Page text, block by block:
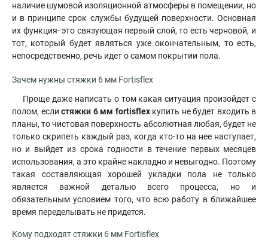
наличие шумовой изоляционной атмосферы в помещении, но
и в принципе срок службы будущей поверхности. Основная
их функция- это связующая первый слой, то есть черновой, и
тот, который будет являться уже окончательным, то есть,
непосредственно, речь идет о самом покрытии пола.
Зачем нужны стяжки 6 мм Fortisflex
Проще даже написать о том какая ситуация произойдет с
полом, если стяжки 6 мм fortisflexкупить не будет входить в
планы, то чистовая поверхность абсолютная любая, будет не
только скрипеть каждый раз, когда кто-то на нее наступает,
но и выйдет из срока годности в течение первых месяцев
использования, а это крайне накладно и невыгодно. Поэтому
такая составляющая хорошей укладки пола не только
является важной деталью всего процесса, но и
обязательным условием того, что всю работу в ближайшее
время переделывать не придется.
Кому подходят стяжки 6 мм Fortisflex